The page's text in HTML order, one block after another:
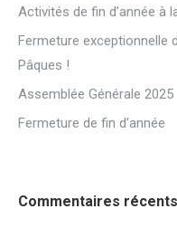
Activités de fin d’année à
Fermeture exceptionnelle
Pâques !
Assemblée Générale 2025
Fermeture de fin d’année
Commentaires récents